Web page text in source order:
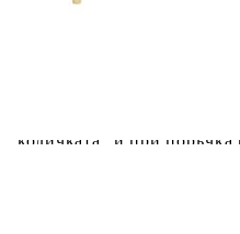
количката" и при поръчка